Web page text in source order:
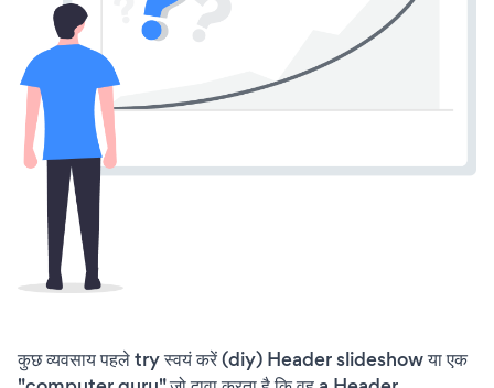
कुछ व्यवसाय पहले try स्वयं करें (diy) Header slideshow या एक